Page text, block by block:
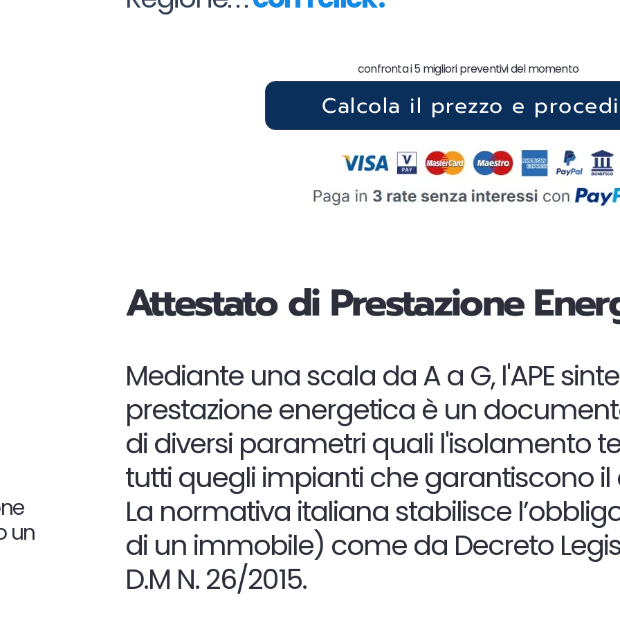
un
Calcola il prezzo e procedi
confronta i 5 migliori preventivi del momento
Attestato di Prestazione
Mediante una scala da A a G, l'APE
prestazione energetica è un
di diversi parametri quali l'isolamento
tutti quegli impianti che garantiscono
La normativa italiana stabilisce
di un immobile) come da Decreto
D.M N. 26/2015.